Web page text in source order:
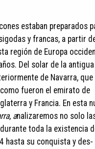
estaban preparados
y francas, a partir
región de Europa
Del solar de la antigua
de Navarra,
fueron el emirato de
y Francia. En esta
analizaremos no solo
toda la existencia
hasta su conquista y des-